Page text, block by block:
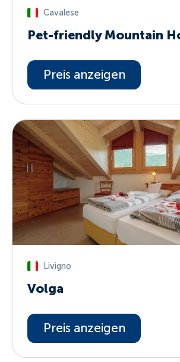
Cavalese
Pet-friendly Mountain
Preis anzeigen
Livigno
Volga
Preis anzeigen